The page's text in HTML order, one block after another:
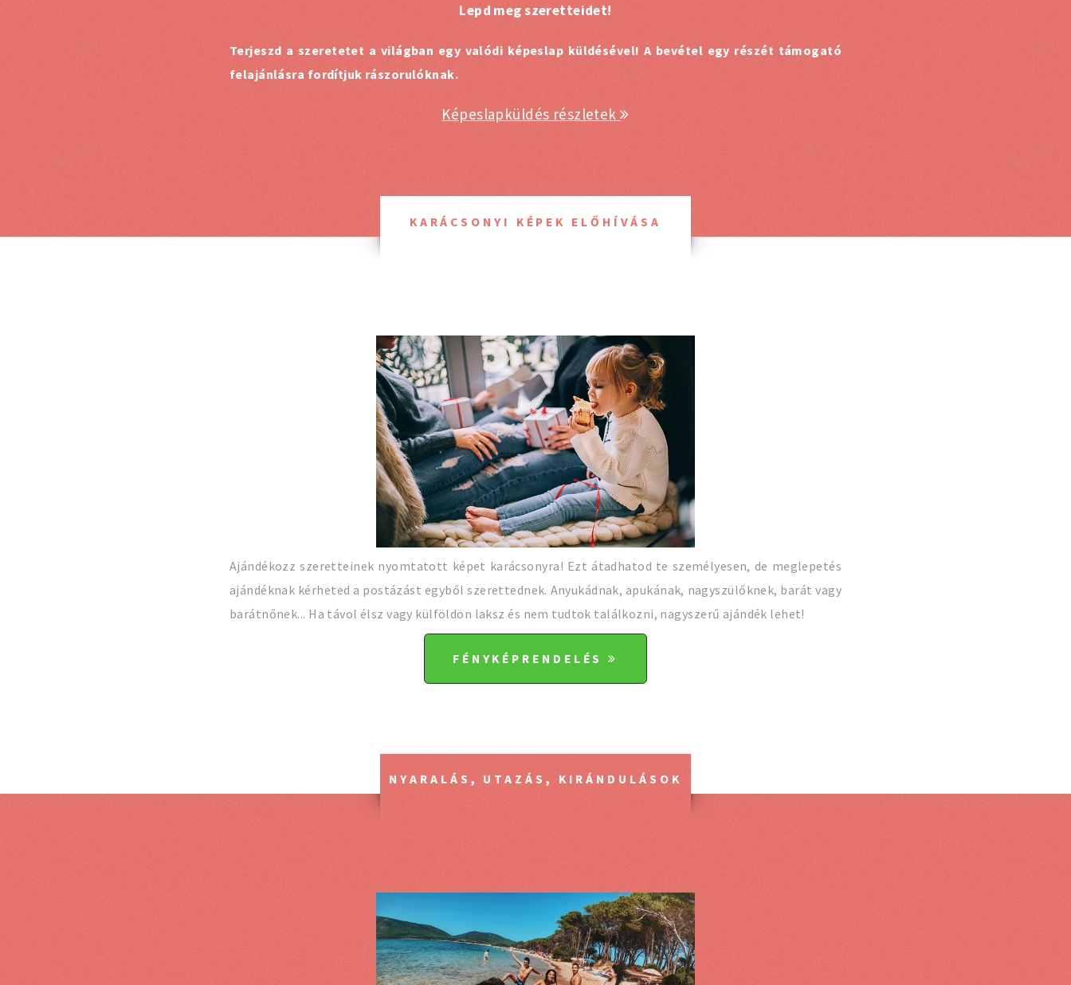
Lepd meg szeretteidet!
Terjeszd a szeretetet a világban egy valódi képeslap küldésével! A bevétel egy részét támogató
felajánlásra fordítjuk rászorulóknak.
Képeslapküldés részletek
KARÁCSONYI KÉPEK ELŐHÍVÁSA
Ajándékozz szeretteinek nyomtatott képet karácsonyra! Ezt átadhatod te személyesen, de meglepetés
ajándéknak kérheted a postázást egyből szerettednek. Anyukádnak, apukának, nagyszülőknek, barát vagy
barátnőnek... Ha távol élsz vagy külföldön laksz és nem tudtok találkozni, nagyszerű ajándék lehet!
FÉNYKÉPRENDELÉS
NYARALÁS, UTAZÁS, KIRÁNDULÁSOK